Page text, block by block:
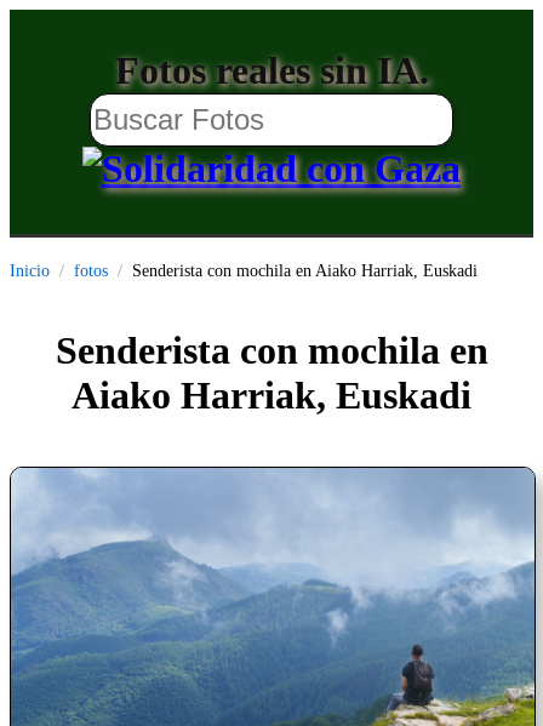
Fotos reales sin IA.
Inicio fotos Senderista con mochila en Aiako Harriak, Euskadi
Senderista con mochila en
Aiako Harriak, Euskadi